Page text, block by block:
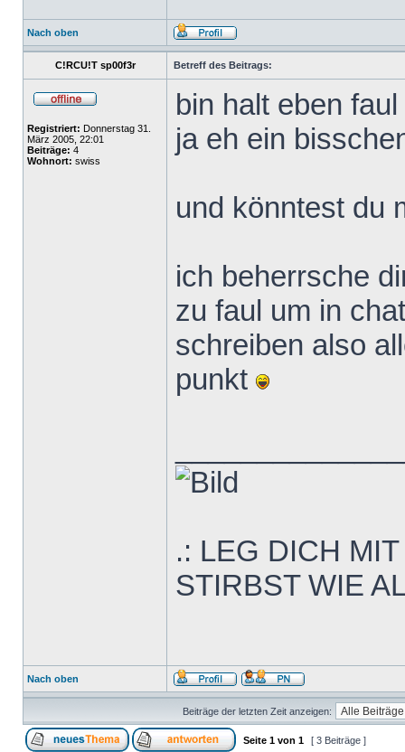
Nach oben
C!RCU!T sp00f3r Betreff des Beitrags:
Registriert: Donnerstag 31.
März 2005, 22:01
Beiträge: 4
Wohnort: swiss
bin halt eben
ja eh ein
und könntest du
ich beherrsche
zu faul um in
schreiben also
punkt
.: LEG DICH
STIRBST WIE
Nach oben
Beiträge der letzten Zeit anzeigen:
Seite 1 von 1 [ 3 Beiträge ]